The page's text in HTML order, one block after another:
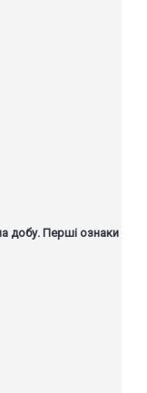
добу. Перші ознаки